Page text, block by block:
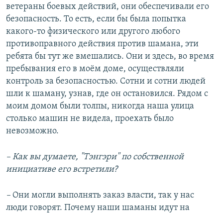
ветераны боевых действий, они обеспечивали его
безопасность. То есть, если бы была попытка
какого-то физического или другого любого
противоправного действия против шамана, эти
ребята бы тут же вмешались. Они и здесь, во время
пребывания его в моём доме, осуществляли
контроль за безопасностью. Сотни и сотни людей
шли к шаману, узнав, где он остановился. Рядом с
моим домом были толпы, никогда наша улица
столько машин не видела, проехать было
невозможно.
– Как вы думаете, "Тэнгэри" по собственной
инициативе его встретили?
– Они могли выполнять заказ власти, так у нас
люди говорят. Почему наши шаманы идут на